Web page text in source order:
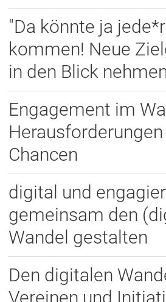
"Da könnte ja jede*r
kommen! Neue
in den Blick
Engagement im
Herausforderungen
Chancen
digital und
gemeinsam den
Wandel gestalten
Den digitalen
Vereinen und